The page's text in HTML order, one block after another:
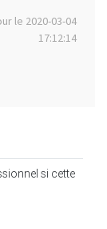
le 2020-03-04
17:12:14
si cette